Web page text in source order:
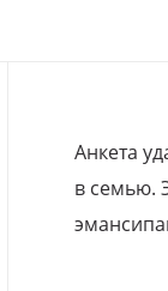
Анкета
в семью.